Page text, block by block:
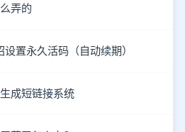
弄的
置永久活码（自动续期）
成短链接系统